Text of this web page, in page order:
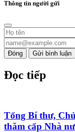
Thông tin người gửi
Đóng Gửi bình luận
Đọc tiếp
Tổng Bí thư,
thăm cấp Nhà